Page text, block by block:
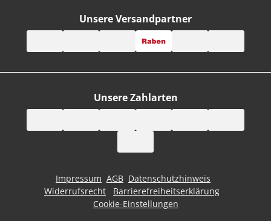
Unsere Zahlarten
Unsere Versandpartner
Impressum AGB Datenschutzhinweis
Widerrufsrecht
Barrierefreiheitserklärung
Cookie-Einstellungen